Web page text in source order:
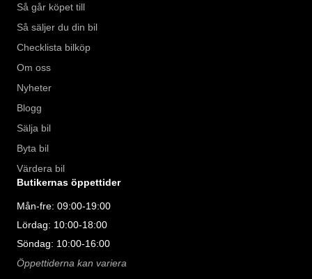
Så går köpet till
Så säljer du din bil
Checklista bilköp
Om oss
Nyheter
Blogg
Sälja bil
Byta bil
Värdera bil
Butikernas öppettider
Mån-fre: 09:00-19:00
Lördag: 10:00-18:00
Söndag: 10:00-16:00
Öppettiderna kan variera